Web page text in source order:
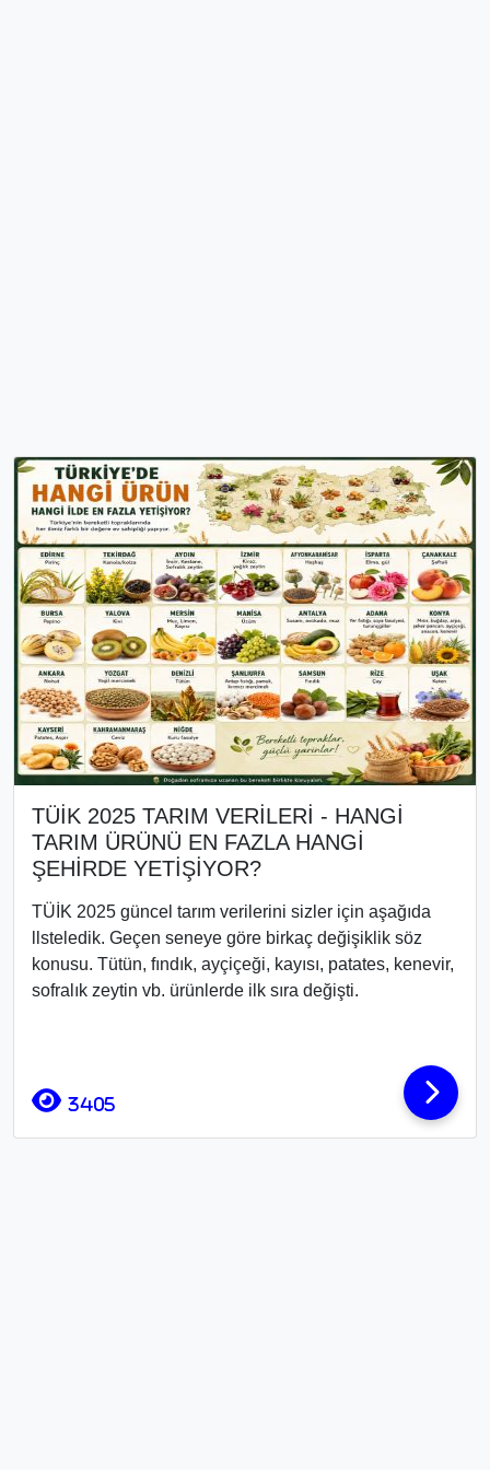
TÜİK 2025 TARIM VERİLERİ - HANGİ
TARIM ÜRÜNÜ EN FAZLA HANGİ
ŞEHİRDE YETİŞİYOR?
TÜİK 2025 güncel tarım verilerini sizler için aşağıda
llsteledik. Geçen seneye göre birkaç değişiklik söz
konusu. Tütün, fındık, ayçiçeği, kayısı, patates, kenevir,
sofralık zeytin vb. ürünlerde ilk sıra değişti.
3405